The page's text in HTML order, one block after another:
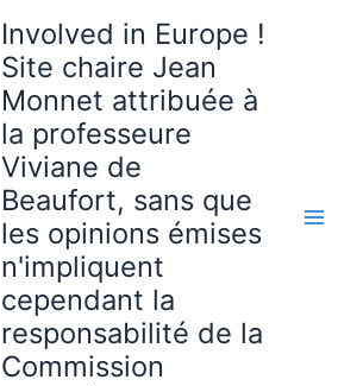
Involved in Europe !
Site chaire Jean
Monnet attribuée à
la professeure
Viviane de
Beaufort, sans que
les opinions émises
n'impliquent
cependant la
responsabilité de la
Commission